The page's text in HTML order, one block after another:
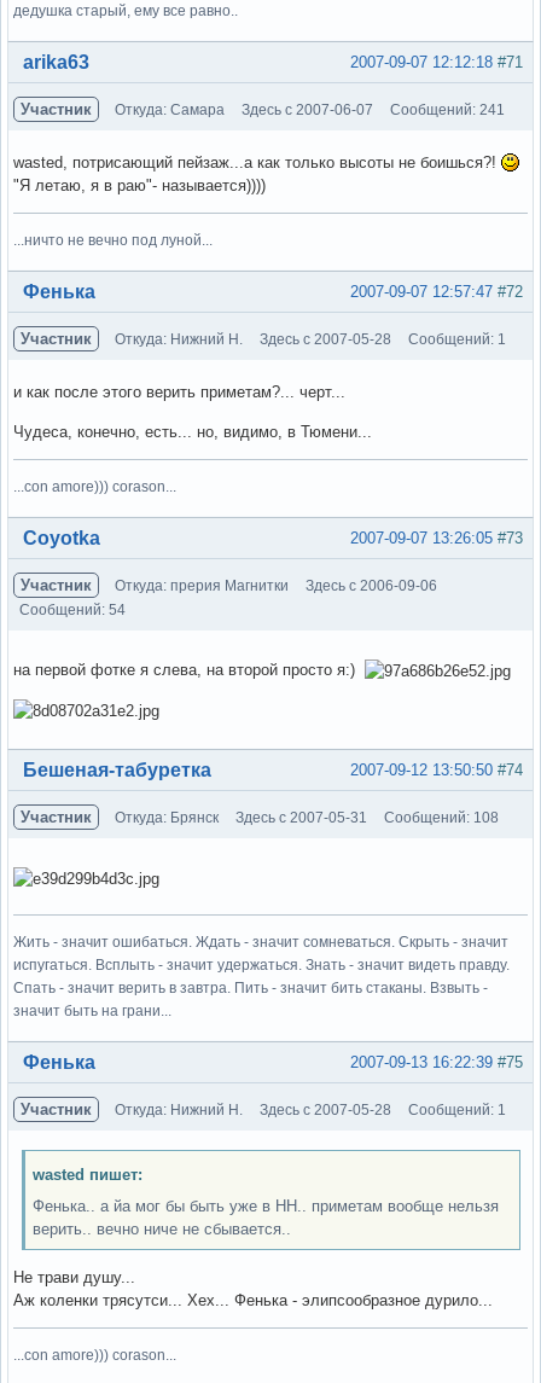
дедушка старый, ему все равно..
Вне форума #71
2007-09-07 12:12:18
arika63
Участник Откуда: Самара Здесь с 2007-06-07 Сообщений: 241
wasted, потрисающий пейзаж...а как только высоты не боишься?!
"Я летаю, я в раю"- называется))))
...ничто не вечно под луной...
Вне форума #72
2007-09-07 12:57:47
Фенька
Участник Откуда: Нижний Н. Здесь с 2007-05-28 Сообщений: 1
и как после этого верить приметам?... черт...
Чудеса, конечно, есть... но, видимо, в Тюмени...
...con amore))) corason...
Вне форума #73
2007-09-07 13:26:05
Coyotka
Участник Откуда: прерия Магнитки
Здесь с 2006-09-06
Сообщений: 54
на первой фотке я слева, на второй просто я:)
Вне форума #74
2007-09-12 13:50:50
Бешеная-табуретка
Участник Откуда: Брянск Здесь с 2007-05-31 Сообщений: 108
Жить - значит ошибаться. Ждать - значит сомневаться. Скрыть - значит
испугаться. Всплыть - значит удержаться. Знать - значит видеть правду.
Спать - значит верить в завтра. Пить - значит бить стаканы. Взвыть -
значит быть на грани...
Вне форума #75
2007-09-13 16:22:39
Фенька
Участник Откуда: Нижний Н. Здесь с 2007-05-28 Сообщений: 1
wasted пишет:
Фенька.. а йа мог бы быть уже в НН.. приметам вообще нельзя
верить.. вечно ниче не сбывается..
Не трави душу...
Аж коленки трясутси... Хех... Фенька - элипсообразное дурило...
...con amore))) corason...